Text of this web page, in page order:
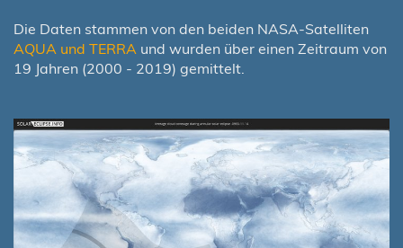
Die Daten stammen von den beiden NASA-Satelliten
AQUA und TERRA und wurden über einen Zeitraum von
19 Jahren (2000 - 2019) gemittelt.